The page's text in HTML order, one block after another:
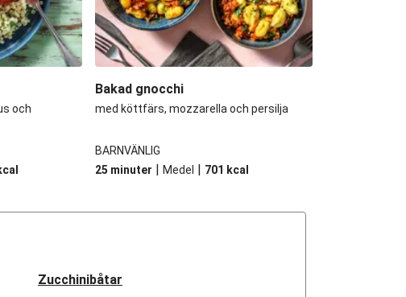
och
Bakad gnocchi
med köttfärs, mozzarella och persilja
BARNVÄNLIG
25 minuter | Medel | 701 kcal
Zucchinibåtar